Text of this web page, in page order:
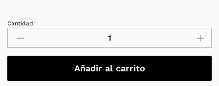
Origin
Fire-
Sistema
Cantidad:
Añadir al carrito